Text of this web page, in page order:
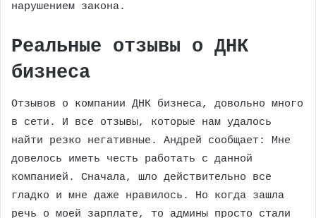
нарушением закона.
Реальные отзывы о ДНК
бизнеса
Отзывов о компании ДНК бизнеса, довольно много
в сети. И все отзывы, которые нам удалось
найти резко негативные. Андрей сообщает: Мне
довелось иметь честь работать с данной
компанией. Сначала, шло действительно все
гладко и мне даже нравилось. Но когда зашла
речь о моей зарплате, то админы просто стали